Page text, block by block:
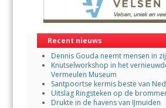
Recent nieuws
Dennis Gouda neemt mensen in
Knutselworkshop in het
Vermeulen Museum
Santpoortse kermis beste van
Uitslag Ringsteken op de
Drukte in de havens van IJmuiden